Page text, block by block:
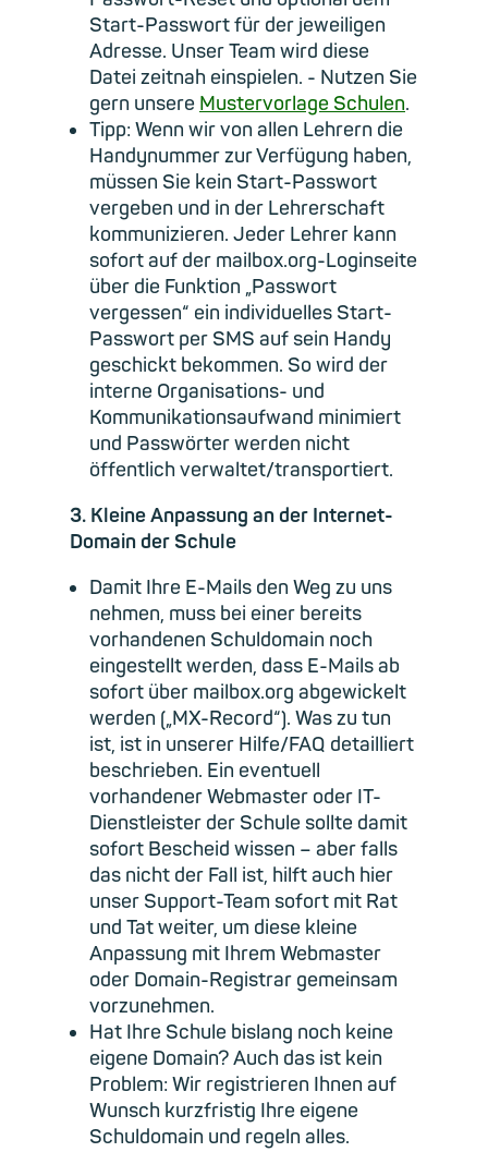
Start-Passwort für der jeweiligen
Adresse. Unser Team wird diese
Datei zeitnah einspielen. - Nutzen Sie
gern unsere Mustervorlage Schulen.
Tipp: Wenn wir von allen Lehrern die
Handynummer zur Verfügung haben,
müssen Sie kein Start-Passwort
vergeben und in der Lehrerschaft
kommunizieren. Jeder Lehrer kann
sofort auf der mailbox.org-Loginseite
über die Funktion „Passwort
vergessen“ ein individuelles Start-
Passwort per SMS auf sein Handy
geschickt bekommen. So wird der
interne Organisations- und
Kommunikationsaufwand minimiert
und Passwörter werden nicht
öffentlich verwaltet/transportiert.
3. Kleine Anpassung an der Internet-
Domain der Schule
Damit Ihre E-Mails den Weg zu uns
nehmen, muss bei einer bereits
vorhandenen Schuldomain noch
eingestellt werden, dass E-Mails ab
sofort über mailbox.org abgewickelt
werden („MX-Record“). Was zu tun
ist, ist in unserer Hilfe/FAQ detailliert
beschrieben. Ein eventuell
vorhandener Webmaster oder IT-
Dienstleister der Schule sollte damit
sofort Bescheid wissen – aber falls
das nicht der Fall ist, hilft auch hier
unser Support-Team sofort mit Rat
und Tat weiter, um diese kleine
Anpassung mit Ihrem Webmaster
oder Domain-Registrar gemeinsam
vorzunehmen.
Hat Ihre Schule bislang noch keine
eigene Domain? Auch das ist kein
Problem: Wir registrieren Ihnen auf
Wunsch kurzfristig Ihre eigene
Schuldomain und regeln alles.